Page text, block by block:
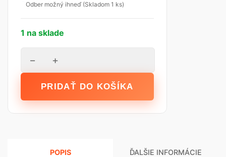
Odber možný ihneď (Skladom 1 ks)
1 na sklade
kotúčová
− +
PRIDAŤ DO KOŠÍKA
POPIS ĎALŠIE INFORMÁCIE